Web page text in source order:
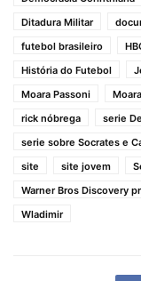
Ditadura Militar
futebol brasileiro
História do Futebol
Moara Passoni
rick nóbrega
serie
serie sobre Socrates e
site
site jovem
Warner Bros Discovery
Wladimir